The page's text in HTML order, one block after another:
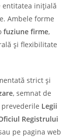
entitatea inițială
Ambele forme
fuziune firme,
și flexibilitate
strict și
, semnat de
Legii
Registrului
pe pagina web